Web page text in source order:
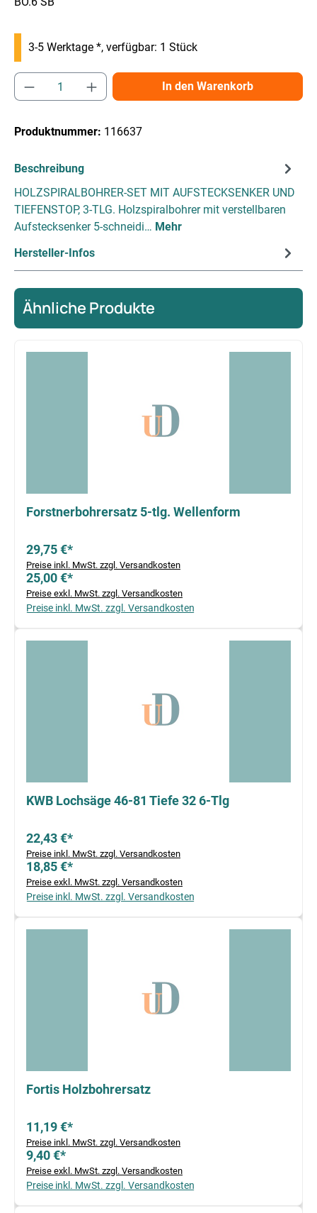
3-5 Werktage *, verfügbar: 1 Stück
Produkt Anzahl: Gib den gewünschten
In den Warenkorb
Produktnummer: 116637
Beschreibung
HOLZSPIRALBOHRER-SET MIT AUFSTECKSENKER UND
TIEFENSTOP, 3-TLG. Holzspiralbohrer mit verstellbaren
Aufstecksenker 5-schneidi… Mehr
Hersteller-Infos
Ähnliche Produkte
Forstnerbohrersatz 5-tlg. Wellenform
29,75 €*
Preise inkl. MwSt. zzgl. Versandkosten
25,00 €*
Preise exkl. MwSt. zzgl. Versandkosten
Preise inkl. MwSt. zzgl. Versandkosten
KWB Lochsäge 46-81 Tiefe 32 6-Tlg
22,43 €*
Preise inkl. MwSt. zzgl. Versandkosten
18,85 €*
Preise exkl. MwSt. zzgl. Versandkosten
Preise inkl. MwSt. zzgl. Versandkosten
Fortis Holzbohrersatz
11,19 €*
Preise inkl. MwSt. zzgl. Versandkosten
9,40 €*
Preise exkl. MwSt. zzgl. Versandkosten
Preise inkl. MwSt. zzgl. Versandkosten